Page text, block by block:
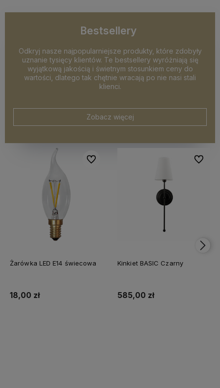
Bestsellery
Odkryj nasze najpopularniejsze produkty, które zdobyły
uznanie tysięcy klientów. Te bestsellery wyróżniają się
wyjątkową jakością i świetnym stosunkiem ceny do
wartości, dlatego tak chętnie wracają po nie nasi stali
klienci.
Zobacz więcej
Żarówka LED E14 świecowa
18,00 zł
Do ulubionych
Kinkiet BASIC Czarny
585,00 zł
Do